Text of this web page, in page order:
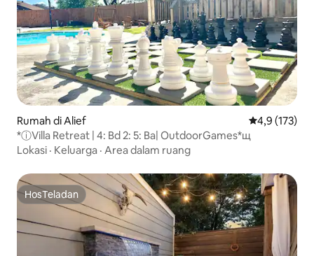
Rumah di Alief Nilai rata-
4,9 (173)
*️ⓘVilla Retreat |️ 4: Bd 2️: 5️: Ba| OutdoorGames*️щ
Lokasi · Keluarga · Area dalam ruang
HosTeladan
HosTeladan